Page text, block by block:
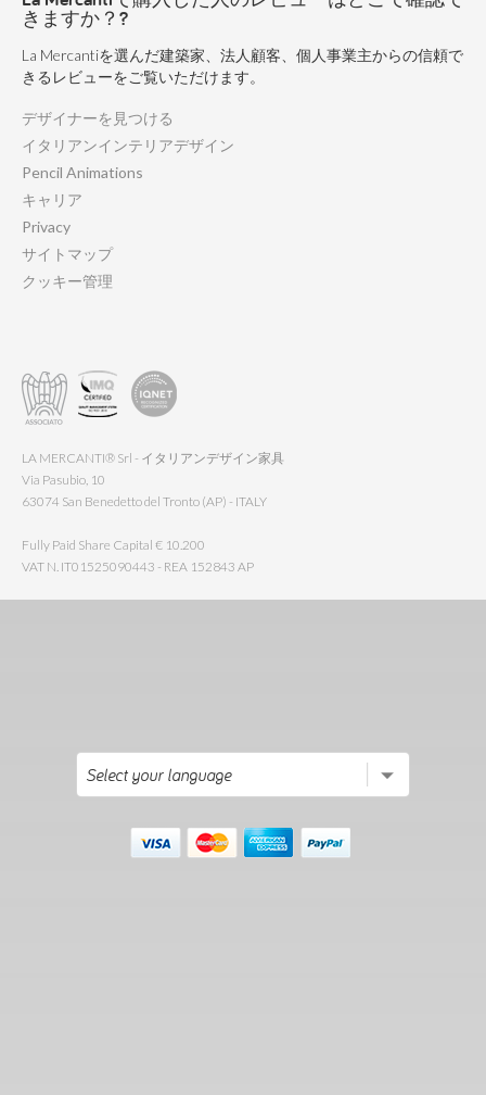
きますか？?
La Mercantiを選んだ建築家、法人顧客、個人事業主からの信頼で
きるレビューをご覧いただけます。
デザイナーを見つける
イタリアンインテリアデザイン
Pencil Animations
キャリア
Privacy
サイトマップ
クッキー管理
LA MERCANTI® Srl - イタリアンデザイン家具
Via Pasubio, 10
63074 San Benedetto del Tronto (AP) - ITALY
Fully Paid Share Capital € 10.200
VAT N. IT01525090443 - REA 152843 AP